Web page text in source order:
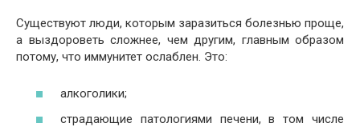
Существуют люди, которым заразиться болезнью проще,
а выздороветь сложнее, чем другим, главным образом
потому, что иммунитет ослаблен. Это:
алкоголики;
страдающие патологиями печени, в том числе